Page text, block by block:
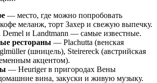
— место, где можно попробовать
меланж, торт Захер и свежую выпечку.
Demel и Landtmann — самые известные.
рестораны — Plachutta (венская
(шницель), Steirereck (австрийская
акцентом).
— Heuriger в пригородах Вены
вина, закуски и живую музыку.